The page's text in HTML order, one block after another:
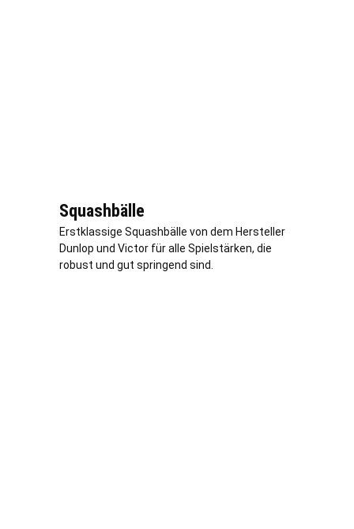
Squashbälle
Erstklassige Squashbälle von dem Hersteller
Dunlop und Victor für alle Spielstärken, die
robust und gut springend sind.